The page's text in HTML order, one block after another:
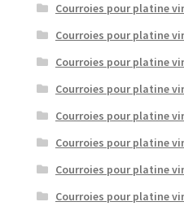
Courroies pour platine
Courroies pour platine
Courroies pour platine
Courroies pour platine
Courroies pour platine
Courroies pour platine
Courroies pour platine
Courroies pour platine